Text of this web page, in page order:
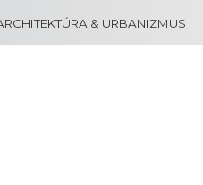
& URBANIZMUS